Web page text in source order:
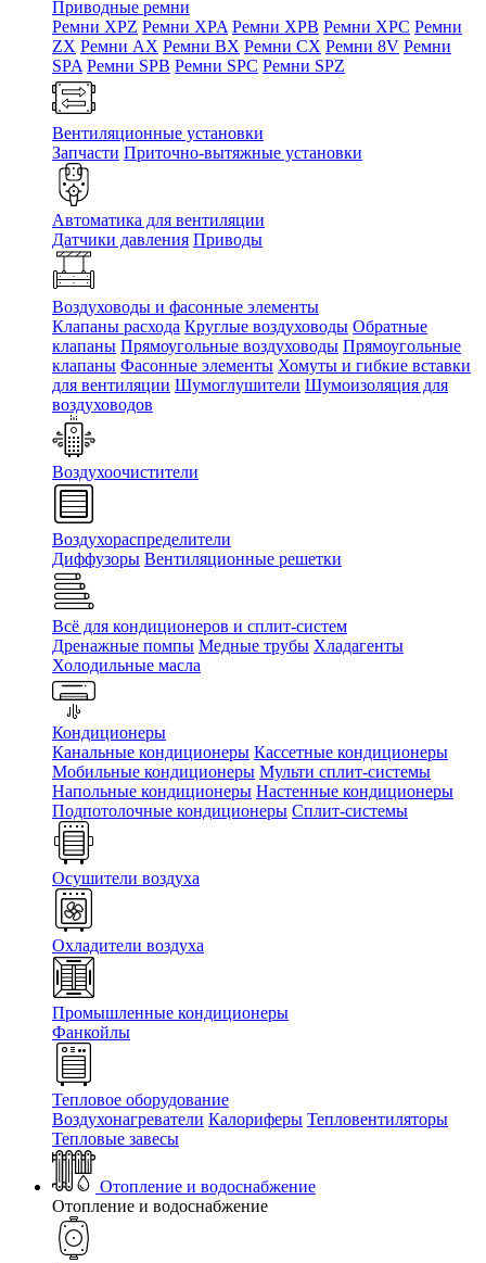
Приводные ремни
Ремни XPZ Ремни XPA Ремни XPB Ремни XPC Ремни
ZX Ремни AX Ремни BX Ремни CX Ремни 8V Ремни
SPA Ремни SPB Ремни SPC Ремни SPZ
Вентиляционные установки
Запчасти Приточно-вытяжные установки
Автоматика для вентиляции
Датчики давления Приводы
Воздуховоды и фасонные элементы
Клапаны расхода Круглые воздуховоды Обратные
клапаны Прямоугольные воздуховоды Прямоугольные
клапаны Фасонные элементы Хомуты и гибкие вставки
для вентиляции Шумоглушители Шумоизоляция для
воздуховодов
Воздухоочистители
Воздухораспределители
Диффузоры Вентиляционные решетки
Всё для кондиционеров и сплит-систем
Дренажные помпы Медные трубы Хладагенты
Холодильные масла
Кондиционеры
Канальные кондиционеры Кассетные кондиционеры
Мобильные кондиционеры Мульти сплит-системы
Напольные кондиционеры Настенные кондиционеры
Подпотолочные кондиционеры Сплит-системы
Осушители воздуха
Охладители воздуха
Промышленные кондиционеры
Фанкойлы
Тепловое оборудование
Воздухонагреватели Калориферы Тепловентиляторы
Тепловые завесы
Отопление и водоснабжение
Отопление и водоснабжение